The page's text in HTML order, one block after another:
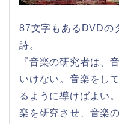
87文字もあるDVDの
詩。
『音楽の研究者は、
いけない。音楽をし
るように導けばよい
楽を研究させ、音楽